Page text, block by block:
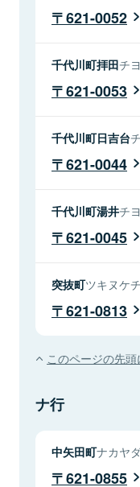
621-0052
千代川町拝田チ
621-0053
千代川町日吉台
621-0044
千代川町湯井チ
621-0045
突抜町ツキヌケ
621-0813
このページの先頭
ナ行
中矢田町ナカヤ
621-0855